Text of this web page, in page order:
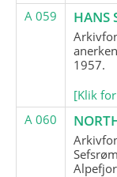
A 059
HANS
1957.
[Klik
A 060